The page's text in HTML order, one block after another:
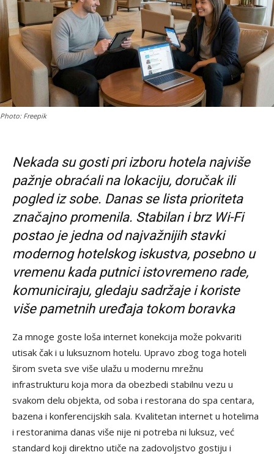
Photo: Freepik
Nekada su gosti pri izboru hotela najviše
pažnje obraćali na lokaciju, doručak ili
pogled iz sobe. Danas se lista prioriteta
značajno promenila. Stabilan i brz Wi-Fi
postao je jedna od najvažnijih stavki
modernog hotelskog iskustva, posebno u
vremenu kada putnici istovremeno rade,
komuniciraju, gledaju sadržaje i koriste
više pametnih uređaja tokom boravka
Za mnoge goste loša internet konekcija može pokvariti
utisak čak i u luksuznom hotelu. Upravo zbog toga hoteli
širom sveta sve više ulažu u modernu mrežnu
infrastrukturu koja mora da obezbedi stabilnu vezu u
svakom delu objekta, od soba i restorana do spa centara,
bazena i konferencijskih sala. Kvalitetan internet u hotelima
i restoranima danas više nije ni potreba ni luksuz, već
standard koji direktno utiče na zadovoljstvo gostiju i